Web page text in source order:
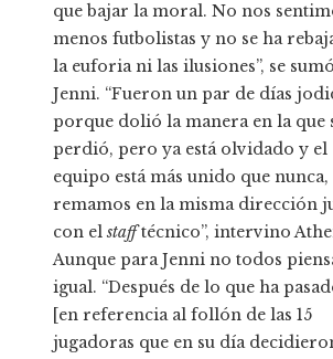
que bajar la moral. No nos
menos futbolistas y no se ha
la euforia ni las ilusiones”, se sumó
Jenni. “Fueron un par de días
porque dolió la manera en la que
perdió, pero ya está olvidado y el
equipo está más unido que nunca,
remamos en la misma dirección
con el stafftécnico”, intervino
Aunque para Jenni no todos
igual. “Después de lo que ha
[en referencia al follón de las 15
jugadoras que en su día